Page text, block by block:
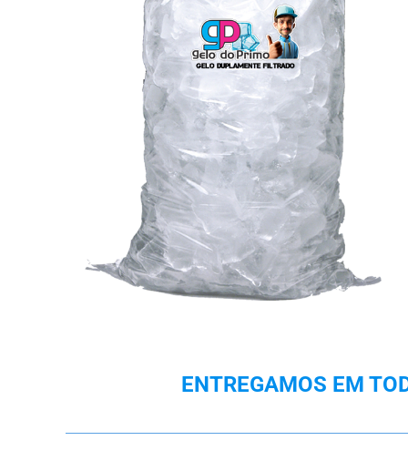
ENTREGAMOS EM